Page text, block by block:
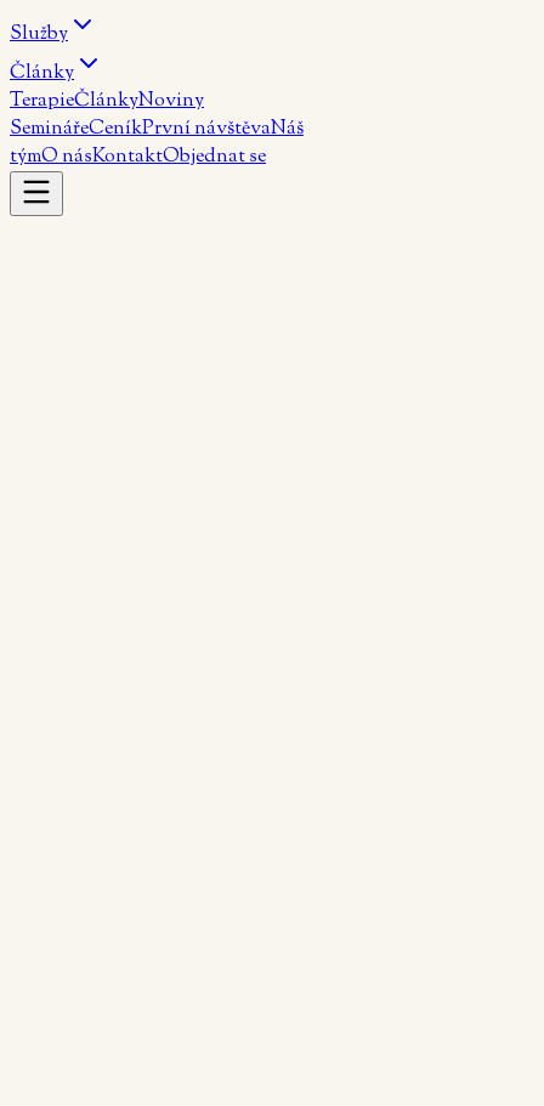
Služby
Články
TerapieČlánkyNoviny
SeminářeCeníkPrvní návštěvaNáš
týmO násKontaktObjednat se